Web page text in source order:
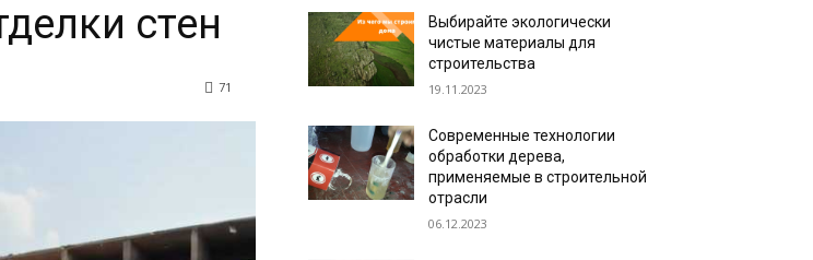
стен
71
Выбирайте экологически
чистые материалы для
строительства
19.11.2023
Современные технологии
обработки дерева,
применяемые в строительной
отрасли
06.12.2023